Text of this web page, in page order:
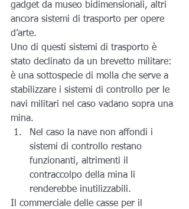
gadget da museo bidimensionali, altri
ancora sistemi di trasporto per opere
d’arte.
Uno di questi sistemi di trasporto è
stato declinato da un brevetto militare:
è una sottospecie di molla che serve a
stabilizzare i sistemi di controllo per le
navi militari nel caso vadano sopra una
mina.
Nel caso la nave non affondi i
sistemi di controllo restano
funzionanti, altrimenti il
contraccolpo della mina li
renderebbe inutilizzabili.
Il commerciale delle casse per il